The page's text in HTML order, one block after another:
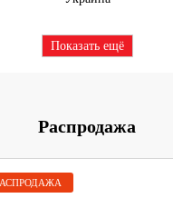
Показать ещё
Распродажа